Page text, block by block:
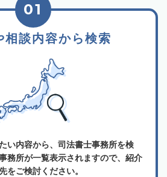
相談内容から検索
01
い内容から、司法書士事務所を検
務所が一覧表示されますので、紹介
をご検討ください。